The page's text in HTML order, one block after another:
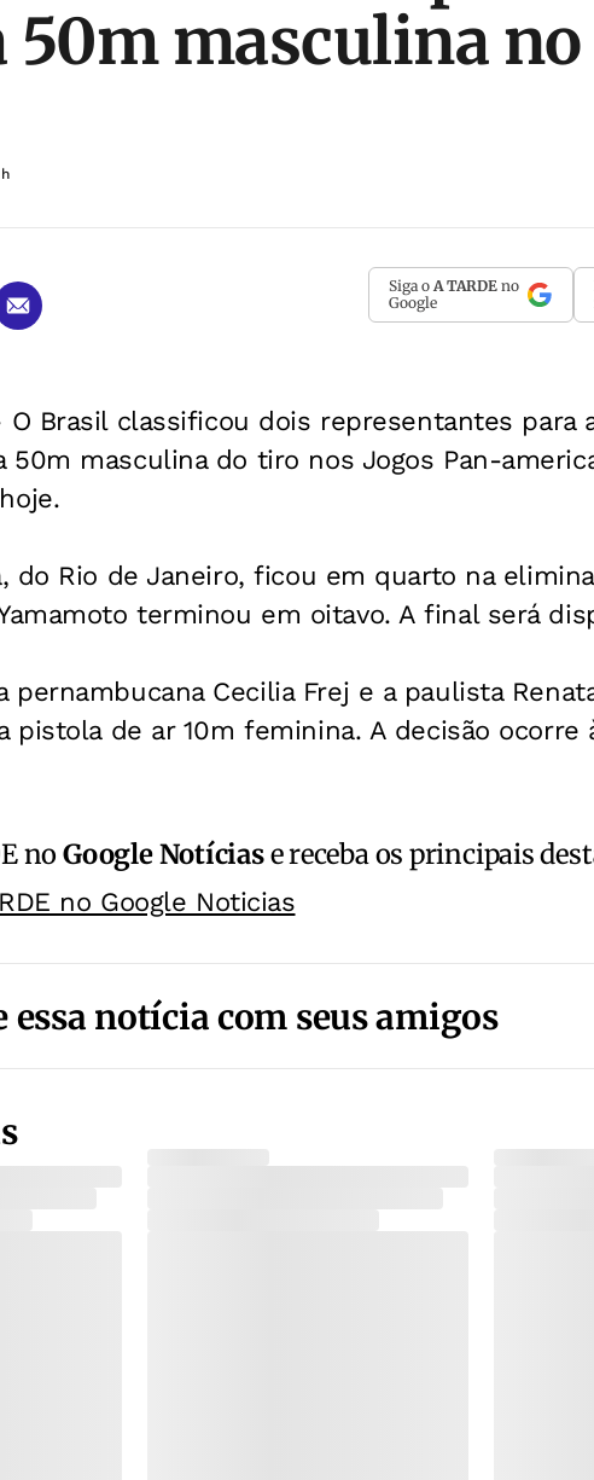
masculina no
Siga o A TARDE no
Google
O Brasil classificou dois representantes para
50m masculina do tiro nos Jogos Pan-
do Rio de Janeiro, ficou em quarto na
terminou em oitavo. A final será
pernambucana Cecilia Frej e a paulista
pistola de ar 10m feminina. A decisão ocorre
noGoogle Notíciase receba os principais
no Google Noticias
notícia com seus amigos